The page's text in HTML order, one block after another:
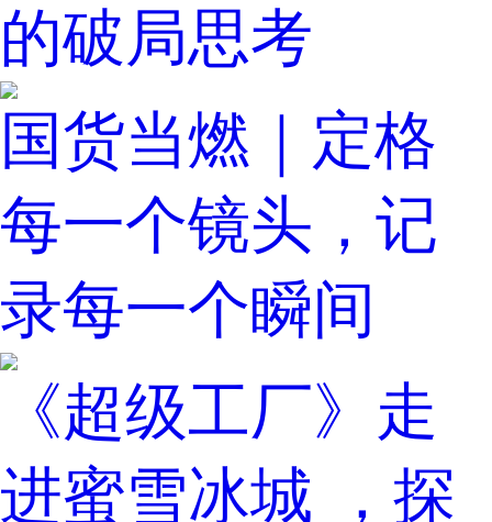
的破局思考
国货当燃｜定格
每一个镜头，记
录每一个瞬间
《超级工厂》走
进蜜雪冰城 ，探